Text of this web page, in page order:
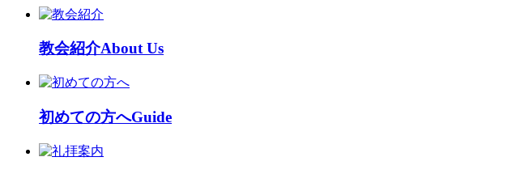
教会紹介About Us
初めての方へGuide